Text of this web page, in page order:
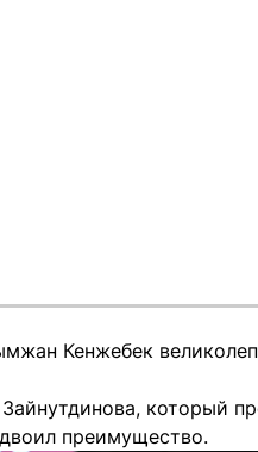
Кенжебек
который
преимущество.